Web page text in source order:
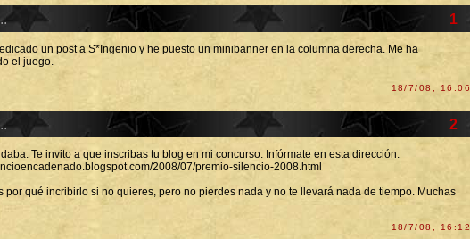
1
un post a S*Ingenio y he puesto un minibanner en la columna derecha. Me ha
el juego.
18/7/08, 16:06
2
Te invito a que inscribas tu blog en mi concurso. Infórmate en esta dirección:
2008/07/premio-silencio-2008.html
por qué incribirlo si no quieres, pero no pierdes nada y no te llevará nada de tiempo. Muchas
18/7/08, 16:12